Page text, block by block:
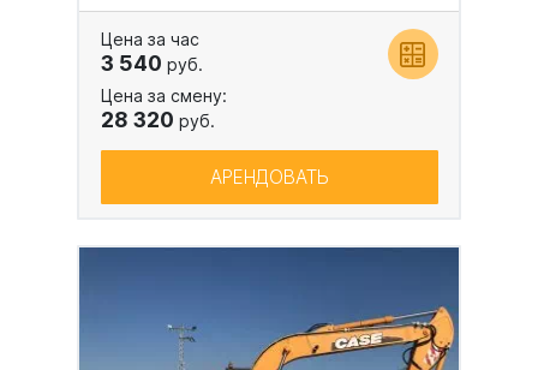
Цена за час
3 540 руб.
Цена за смену:
28 320 руб.
АРЕНДОВАТЬ